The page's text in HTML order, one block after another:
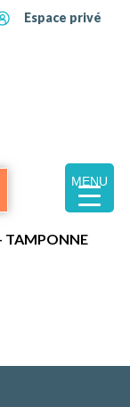
Espace privé
MENU
TAMPONNE